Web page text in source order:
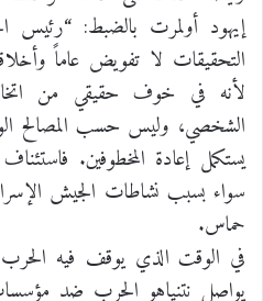
إيهود أولمرت بالضبط: “رئيس
التحقيقات لا تفويض عاماً
لأنه في خوف حقيقي من
الشخصي، وليس حسب المصالح
يستكمل إعادة المخطوفين.
سواء بسبب نشاطات الجيش
حماس.
في الوقت الذي يوقف فيه
يواصل نتنياهو الحرب ضد